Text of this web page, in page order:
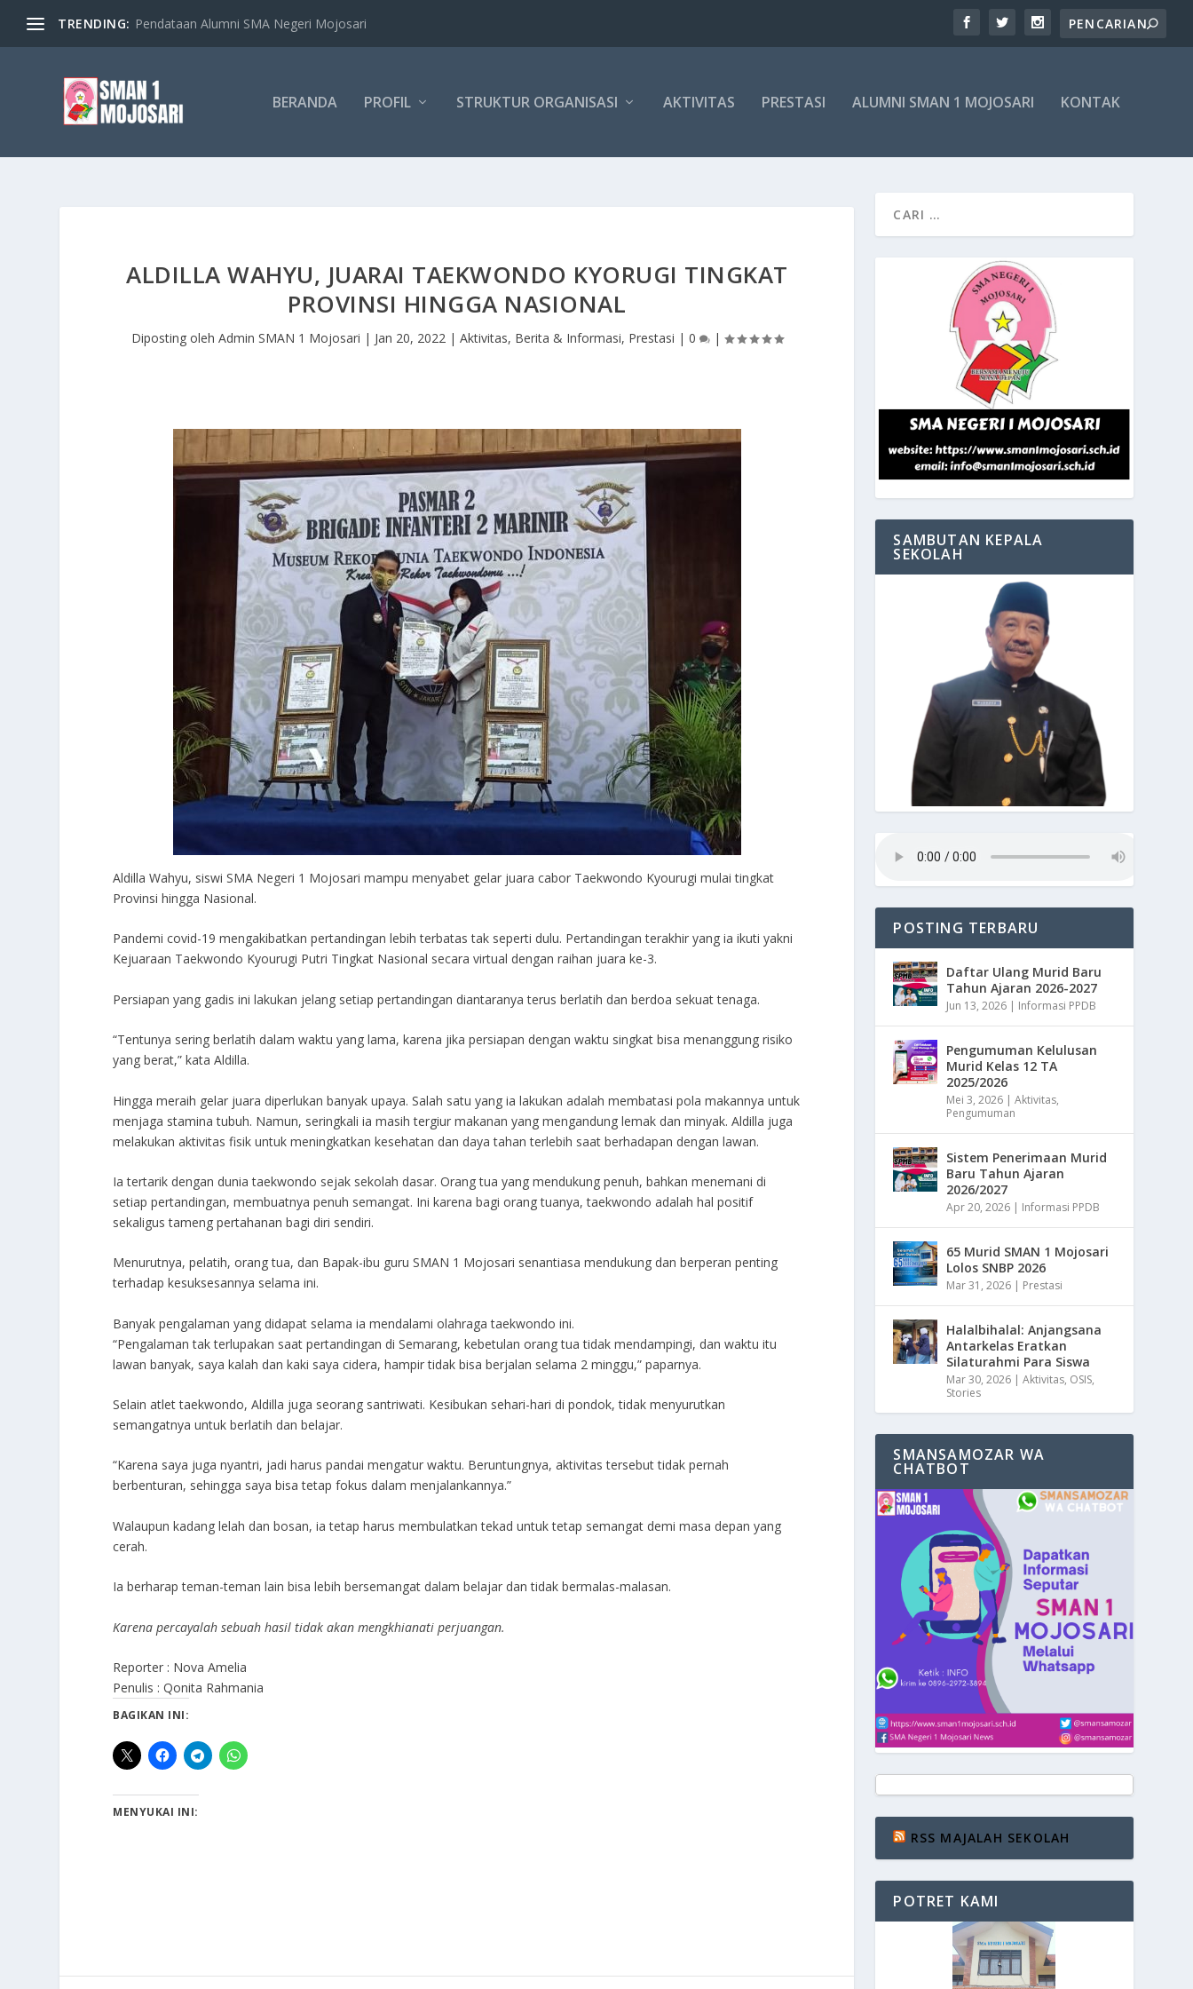
TRENDING: Pendataan Alumni SMA Negeri Mojosari
BERANDA PROFIL STRUKTUR ORGANISASI AKTIVITAS PRESTASI ALUMNI SMAN 1 MOJOSARI KONTAK
ALDILLA WAHYU, JUARAI TAEKWONDO KYORUGI TINGKAT
PROVINSI HINGGA NASIONAL
Diposting oleh Admin SMAN 1 Mojosari | Jan 20, 2022| Aktivitas, Berita & Informasi, Prestasi | 0 |
Aldilla Wahyu, siswi SMA Negeri 1 Mojosari mampu menyabet gelar juara cabor Taekwondo Kyourugi mulai tingkat
Provinsi hingga Nasional.
Pandemi covid-19 mengakibatkan pertandingan lebih terbatas tak seperti dulu. Pertandingan terakhir yang ia ikuti yakni
Kejuaraan Taekwondo Kyourugi Putri Tingkat Nasional secara virtual dengan raihan juara ke-3.
Persiapan yang gadis ini lakukan jelang setiap pertandingan diantaranya terus berlatih dan berdoa sekuat tenaga.
“Tentunya sering berlatih dalam waktu yang lama, karena jika persiapan dengan waktu singkat bisa menanggung risiko
yang berat,” kata Aldilla.
Hingga meraih gelar juara diperlukan banyak upaya. Salah satu yang ia lakukan adalah membatasi pola makannya untuk
menjaga stamina tubuh. Namun, seringkali ia masih tergiur makanan yang mengandung lemak dan minyak. Aldilla juga
melakukan aktivitas fisik untuk meningkatkan kesehatan dan daya tahan terlebih saat berhadapan dengan lawan.
Ia tertarik dengan dunia taekwondo sejak sekolah dasar. Orang tua yang mendukung penuh, bahkan menemani di
setiap pertandingan, membuatnya penuh semangat. Ini karena bagi orang tuanya, taekwondo adalah hal positif
sekaligus tameng pertahanan bagi diri sendiri.
Menurutnya, pelatih, orang tua, dan Bapak-ibu guru SMAN 1 Mojosari senantiasa mendukung dan berperan penting
terhadap kesuksesannya selama ini.
Banyak pengalaman yang didapat selama ia mendalami olahraga taekwondo ini.
“Pengalaman tak terlupakan saat pertandingan di Semarang, kebetulan orang tua tidak mendampingi, dan waktu itu
lawan banyak, saya kalah dan kaki saya cidera, hampir tidak bisa berjalan selama 2 minggu,” paparnya.
Selain atlet taekwondo, Aldilla juga seorang santriwati. Kesibukan sehari-hari di pondok, tidak menyurutkan
semangatnya untuk berlatih dan belajar.
“Karena saya juga nyantri, jadi harus pandai mengatur waktu. Beruntungnya, aktivitas tersebut tidak pernah
berbenturan, sehingga saya bisa tetap fokus dalam menjalankannya.”
Walaupun kadang lelah dan bosan, ia tetap harus membulatkan tekad untuk tetap semangat demi masa depan yang
cerah.
Ia berharap teman-teman lain bisa lebih bersemangat dalam belajar dan tidak bermalas-malasan.
Karena percayalah sebuah hasil tidak akan mengkhianati perjuangan.
Reporter : Nova Amelia
Penulis : Qonita Rahmania
BAGIKAN INI:
MENYUKAI INI:
SAMBUTAN KEPALA
SEKOLAH
POSTING TERBARU
Daftar Ulang Murid Baru
Tahun Ajaran 2026-2027
Jun 13, 2026 Informasi PPDB
Pengumuman Kelulusan
Murid Kelas 12 TA
2025/2026
Mei 3, 2026 |Aktivitas,
Pengumuman
Sistem Penerimaan Murid
Baru Tahun Ajaran
2026/2027
Apr 20, 2026 Informasi PPDB
65 Murid SMAN 1 Mojosari
Lolos SNBP 2026
Mar 31, 2026 Prestasi
Halalbihalal: Anjangsana
Antarkelas Eratkan
Silaturahmi Para Siswa
Mar 30, 2026 |Aktivitas, OSIS,
Stories
SMANSAMOZAR WA
CHATBOT
RSS MAJALAH SEKOLAH
POTRET KAMI